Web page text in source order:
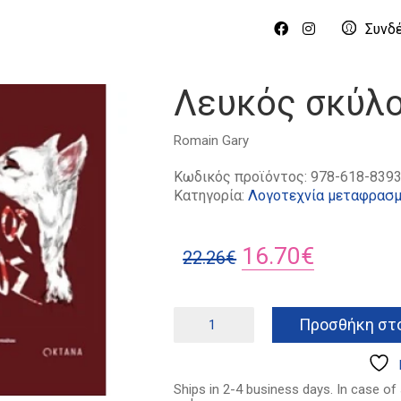
Λευκός
Romain Gary
Κωδικός προϊόντος:978-618-
Κατηγορία:Λογοτεχνία
22.26€ Original
was:
22.26€.
16.70€
τιμή
είναι:
16.70€.
σκύλος
Προσθήκη
Ships in 2-4 business days. In case